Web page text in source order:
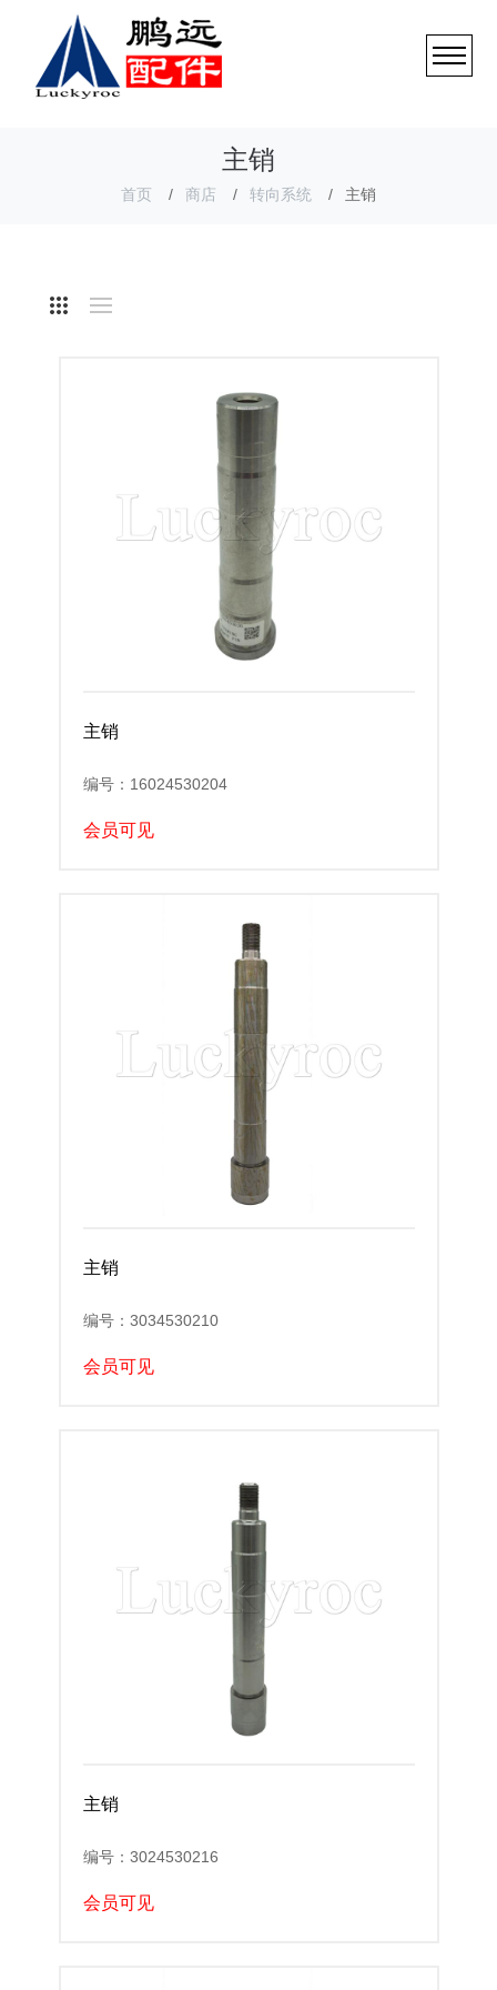
主销
首页 商店 转向系统 主销
主销
编号：16024530204
会员可见
主销
编号：3034530210
会员可见
主销
编号：3024530216
会员可见